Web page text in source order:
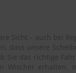
Sicht – auch bei
dass unsere
Sie das richtige
erhalten.